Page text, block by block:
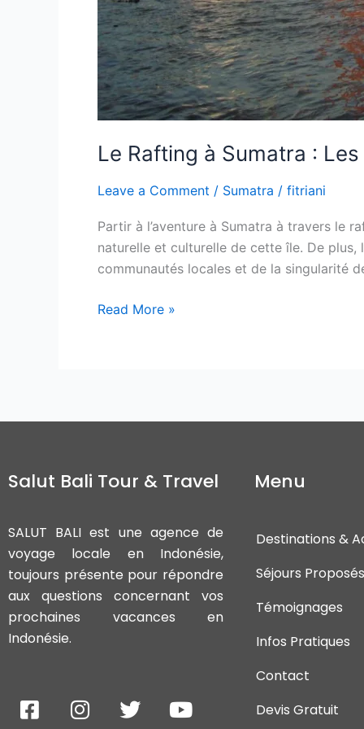
Le Rafting à Sumatra :
Leave a Comment / Sumatra / fitriani
Partir à l’aventure à Sumatra à travers le
naturelle et culturelle de cette île. De
communautés locales et de la singularité
Read More »
Salut Bali Tour & Travel
SALUT BALI est une agence de
voyage locale en Indonésie,
toujours présente pour répondre
aux questions concernant vos
prochaines vacances en
Indonésie.
F
a
I
n
T
w
Y
o
Menu
Destinations &
Séjours Proposés
Témoignages
Infos Pratiques
Contact
Devis Gratuit